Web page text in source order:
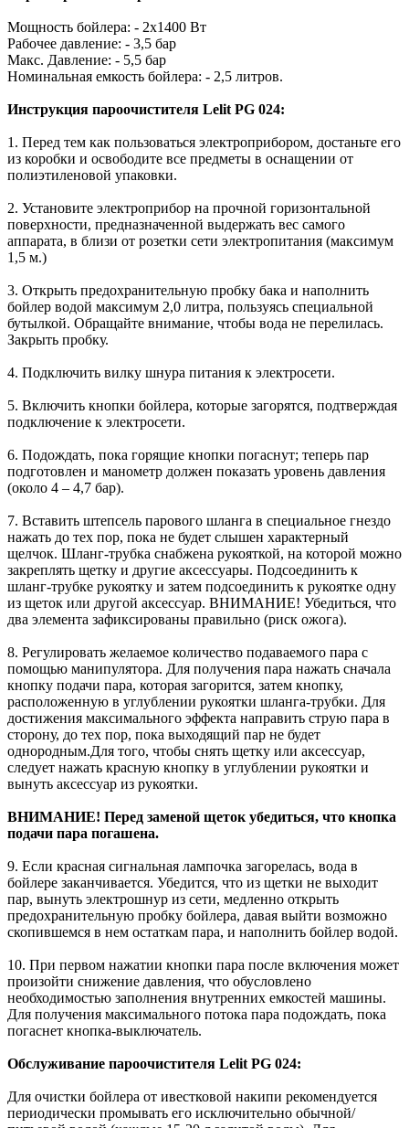
Мощность бойлера: - 2х1400 Вт
Рабочее давление: - 3,5 бар
Макс. Давление: - 5,5 бар
Номинальная емкость бойлера: - 2,5 литров.
Инструкция пароочистителя Lelit PG 024:
1. Перед тем как пользоваться электроприбором, достаньте его
из коробки и освободите все предметы в оснащении от
полиэтиленовой упаковки.
2. Установите электроприбор на прочной горизонтальной
поверхности, предназначенной выдержать вес самого
аппарата, в близи от розетки сети электропитания (максимум
1,5 м.)
3. Открыть предохранительную пробку бака и наполнить
бойлер водой максимум 2,0 литра, пользуясь специальной
бутылкой. Обращайте внимание, чтобы вода не перелилась.
Закрыть пробку.
4. Подключить вилку шнура питания к электросети.
5. Включить кнопки бойлера, которые загорятся, подтверждая
подключение к электросети.
6. Подождать, пока горящие кнопки погаснут; теперь пар
подготовлен и манометр должен показать уровень давления
(около 4 – 4,7 бар).
7. Вставить штепсель парового шланга в специальное гнездо
нажать до тех пор, пока не будет слышен характерный
щелчок. Шланг-трубка снабжена рукояткой, на которой можно
закреплять щетку и другие аксессуары. Подсоединить к
шланг-трубке рукоятку и затем подсоединить к рукоятке одну
из щеток или другой аксессуар. ВНИМАНИЕ! Убедиться, что
два элемента зафиксированы правильно (риск ожога).
8. Регулировать желаемое количество подаваемого пара с
помощью манипулятора. Для получения пара нажать сначала
кнопку подачи пара, которая загорится, затем кнопку,
расположенную в углублении рукоятки шланга-трубки. Для
достижения максимального эффекта направить струю пара в
сторону, до тех пор, пока выходящий пар не будет
однородным.Для того, чтобы снять щетку или аксессуар,
следует нажать красную кнопку в углублении рукоятки и
вынуть аксессуар из рукоятки.
ВНИМАНИЕ! Перед заменой щеток убедиться, что кнопка
подачи пара погашена.
9. Если красная сигнальная лампочка загорелась, вода в
бойлере заканчивается. Убедится, что из щетки не выходит
пар, вынуть электрошнур из сети, медленно открыть
предохранительную пробку бойлера, давая выйти возможно
скопившемся в нем остаткам пара, и наполнить бойлер водой.
10. При первом нажатии кнопки пара после включения может
произойти снижение давления, что обусловлено
необходимостью заполнения внутренних емкостей машины.
Для получения максимального потока пара подождать, пока
погаснет кнопка-выключатель.
Обслуживание пароочистителя Lelit PG 024:
Для очистки бойлера от ивестковой накипи рекомендуется
периодически промывать его исключительно обычной/